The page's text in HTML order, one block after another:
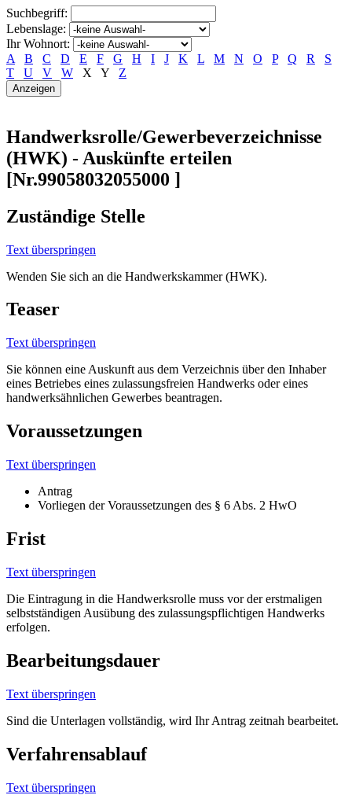
Suchbegriff:
Lebenslage:
Ihr Wohnort:
A
B C D E F G H I J K L M N O P Q R
S
T
U V W X Y Z
Handwerksrolle/Gewerbeverzeichnisse
(HWK) - Auskünfte erteilen
[Nr.99058032055000 ]
Zuständige Stelle
Text überspringen
Wenden Sie sich an die Handwerkskammer (HWK).
Teaser
Text überspringen
Sie können eine Auskunft aus dem Verzeichnis über den Inhaber
eines Betriebes eines zulassungsfreien Handwerks oder eines
handwerksähnlichen Gewerbes beantragen.
Voraussetzungen
Text überspringen
Antrag
Vorliegen der Voraussetzungen des § 6 Abs. 2 HwO
Frist
Text überspringen
Die Eintragung in die Handwerksrolle muss vor der erstmaligen
selbstständigen Ausübung des zulassungspflichtigen Handwerks
erfolgen.
Bearbeitungsdauer
Text überspringen
Sind die Unterlagen vollständig, wird Ihr Antrag zeitnah bearbeitet.
Verfahrensablauf
Text überspringen